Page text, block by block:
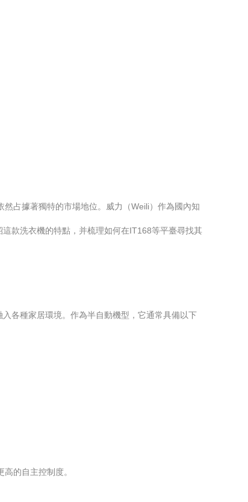
占據著獨特的市場地位。威力（Weili）作為國內知
款洗衣機的特點，并梳理如何在IT168等平臺尋找其
各種家居環境。作為半自動機型，它通常具備以下
的自主控制度。